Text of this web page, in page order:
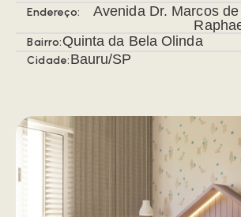
Endereço:
Avenida Dr. Marcos
Bairro:Quinta da Bela Olinda
Cidade:Bauru/SP